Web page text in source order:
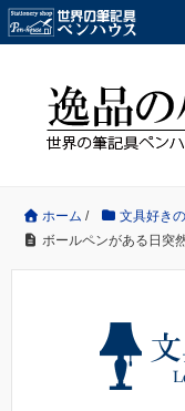
ホーム / 文具好き
ボールペンがある日突